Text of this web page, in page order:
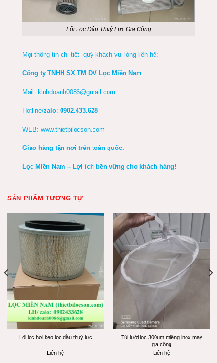
Lõi Lọc Dầu Thuỷ Lực Gia Công
Mọi thông tin chi tiết quý khách vui lòng liên hệ:
Công ty TNHH SX TM DV Lọc Miền Nam
Mail: kinhdoanh0086@gmail.com
Hotline/zalo: 0902.433.628
WEB: www.thietbilocson.com
Giao hàng tận nơi trên toàn quốc.
Lọc Miền Nam – Lợi ích bền vững cho khách hàng!
SẢN PHẨM TƯƠNG TỰ
Lõi lọc hơi keo lọc dầu thuỷ lực
Liên hệ
Túi lưới lọc 300um miệng inox may
gia công
Liên hệ